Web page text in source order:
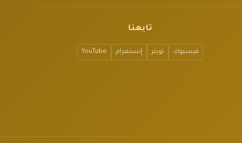
تابعنا
فيسبوك تويتر إنستغرام YouTube